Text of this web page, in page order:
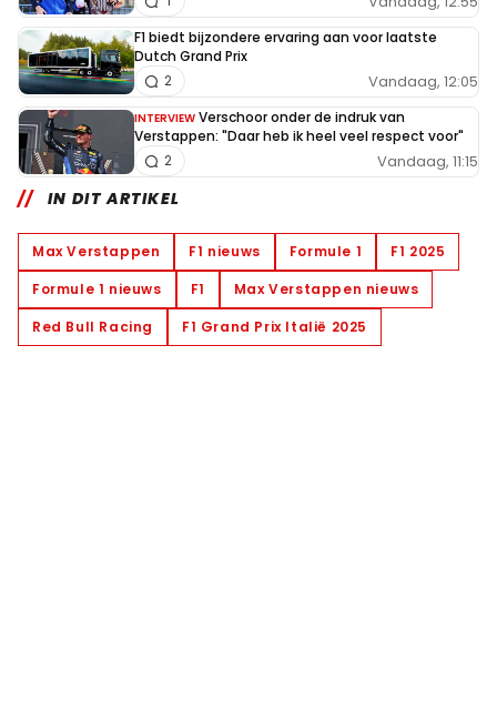
F1 biedt bijzondere ervaring aan voor laatste
Dutch Grand Prix
Vandaag, 12:05
2
INTERVIEW Verschoor onder de indruk van
Verstappen: "Daar heb ik heel veel respect voor"
Vandaag, 11:15
2
IN DIT ARTIKEL
Max Verstappen F1 nieuws Formule 1
F1 2025
Formule 1 nieuws
F1
Max Verstappen nieuws
Red Bull Racing
F1 Grand Prix Italië 2025